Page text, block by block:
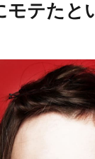
テたと